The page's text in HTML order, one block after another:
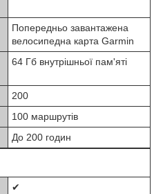
Попередньо завантажена
велосипедна карта Garmin
64 Гб внутрішньої пам'яті
200
100 маршрутів
До 200 годин
✔